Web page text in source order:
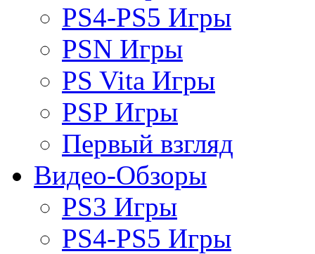
PS4-PS5 Игры
PSN Игры
PS Vita Игры
PSP Игры
Первый взгляд
Видео-Обзоры
PS3 Игры
PS4-PS5 Игры